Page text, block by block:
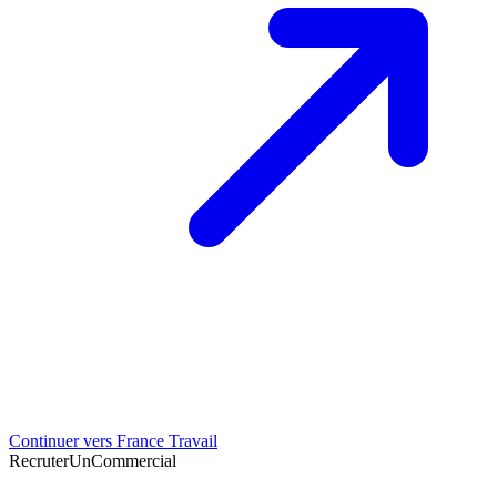
Continuer vers France Travail
RecruterUnCommercial